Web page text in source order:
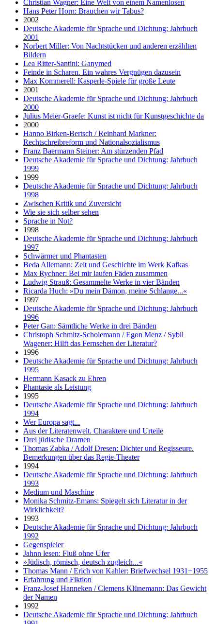
Christian Wagner: Eine Welt von einem Namenlosen
Hans Peter Horn: Brauchen wir Tabus?
2002
Deutsche Akademie für Sprache und Dichtung: Jahrbuch
2001
Norbert Miller: Von Nachtstücken und anderen erzählten
Bildern
Lea Ritter-Santini: Ganymed
Feinde in Scharen. Ein wahres Vergnügen dazusein
Max Kommerell: Kasperle-Spiele für große Leute
2001
Deutsche Akademie für Sprache und Dichtung: Jahrbuch
2000
Julius Meier-Graefe: Kunst ist nicht für Kunstgeschichte da
2000
Hanno Birken-Bertsch / Reinhard Markner:
Rechtschreibreform und Nationalsozialismus
Franz Baermann Steiner: Am stürzenden Pfad
Deutsche Akademie für Sprache und Dichtung: Jahrbuch
1999
1999
Deutsche Akademie für Sprache und Dichtung: Jahrbuch
1998
Zwischen Kritik und Zuversicht
Wie sie sich selber sehen
Sprache in Not?
1998
Deutsche Akademie für Sprache und Dichtung: Jahrbuch
1997
Schwärmer und Phantasten
Beda Allemann: Zeit und Geschichte im Werk Kafkas
Max Rychner: Bei mir laufen Fäden zusammen
Ludwig Strauß: Gesammelte Werke in vier Bänden
Ricarda Huch: »Du mein Dämon, meine Schlange...«
1997
Deutsche Akademie für Sprache und Dichtung: Jahrbuch
1996
Peter Gan: Sämtliche Werke in drei Bänden
Christoph Schmitz-Scholemann / Egon Menz / Sybil
Wagener: Hilft das Fernsehen der Literatur?
1996
Deutsche Akademie für Sprache und Dichtung: Jahrbuch
1995
Hermann Kasack zu Ehren
Phantasie als Leistung
1995
Deutsche Akademie für Sprache und Dichtung: Jahrbuch
1994
Wer Europa sagt...
Aus der Literatenwelt. Charaktere und Urteile
Drei jüdische Dramen
Thomas Zabka / Adolf Dresen: Dichter und Regisseure.
Bemerkungen über das Regie-Theater
1994
Deutsche Akademie für Sprache und Dichtung: Jahrbuch
1993
Medium und Maschine
Monika Schmitz-Emans: Spiegelt sich Literatur in der
Wirklichkeit?
1993
Deutsche Akademie für Sprache und Dichtung: Jahrbuch
1992
Gegenspieler
Jahnn lesen: Fluß ohne Ufer
»Jüdisch, römisch, deutsch zugleich...«
Thomas Mann / Erich von Kahler: Briefwechsel 1931−1955
Erfahrung und Fiktion
Franz-Josef Hanneken / Clemens Klünemann: Das Gewicht
der Namen
1992
Deutsche Akademie für Sprache und Dichtung: Jahrbuch